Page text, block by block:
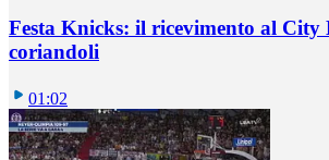
Festa Knicks: il ricevimento al City
coriandoli
01:02